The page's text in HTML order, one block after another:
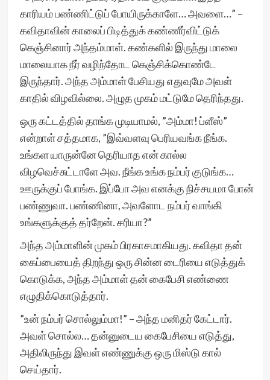
காரியம் பண்ணிட்டுப் போயிருக்காளே… அவளை…” –
கவிதாவின் காலைப் பிடித்துக் கண்ணீர்விட்டுக்
கெஞ்சினார் அந்தம்மாள். கண்களில் இருந்து மாலை
மாலையாக நீர் வழிந்தோட கெஞ்சிக்கொண்டே
இருந்தார். அந்த அம்மாள் பேசியது எதுவுமே அவள்
காதில் விழவில்லை. அழுத முகம் மட்டுமே தெரிந்தது.
ஒரு கட்டத்தில் தாங்க முடியாமல், ”அம்மா! ப்ளீஸ்”
என்றாள் சத்தமாக, ”இவ்வளவு பெரியவங்க நீங்க.
உங்கள யாருன்னே தெரியாத என் கால்ல
விழவெச்சுட்டாளே அவ. நீங்க உங்க நம்பர் குடுங்க…
ஊருக்குப் போங்க. இப்போ அவ எனக்கு நிச்சயமா போன்
பண்ணுவா. பண்ணினா, அவளோட நம்பர் வாங்கி
உங்களுக்குத் தர்றேன். சரியா?”
அந்த அம்மாளின் முகம் பிரகாசமாகியது. கவிதா தன்
கைப்பையைத் திறந்து ஒரு சின்ன டைரியை எடுத்துக்
கொடுக்க, அந்த அம்மாள் தன் கைபேசி எண்ணை
எழுதிக்கொடுத்தார்.
”உன் நம்பர் சொல்லும்மா!” – அந்த மனிதர் கேட்டார்.
அவள் சொல்ல… தன்னுடைய கைபேசியை எடுத்து,
அதிலிருந்து இவள் எண்ணுக்கு ஒரு மிஸ்டு கால்
செய்தார்.